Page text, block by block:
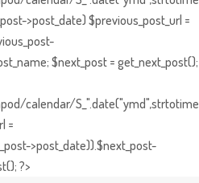
>post_date) $previous_post_url =
$next_post = get_next_post();
calendar/
=
>post_date)).$next_post-
?>